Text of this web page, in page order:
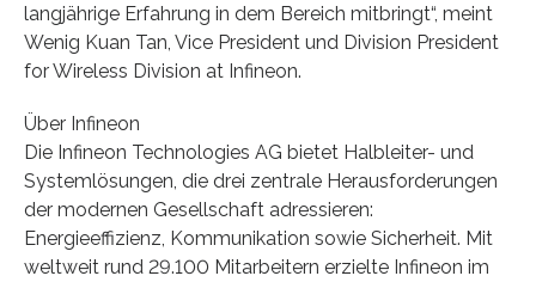
langjährige Erfahrung in dem Bereich mitbringt“, meint
Wenig Kuan Tan, Vice President und Division President
for Wireless Division at Infineon.
Über Infineon
Die Infineon Technologies AG bietet Halbleiter- und
Systemlösungen, die drei zentrale Herausforderungen
der modernen Gesellschaft adressieren:
Energieeffizienz, Kommunikation sowie Sicherheit. Mit
weltweit rund 29.100 Mitarbeitern erzielte Infineon im